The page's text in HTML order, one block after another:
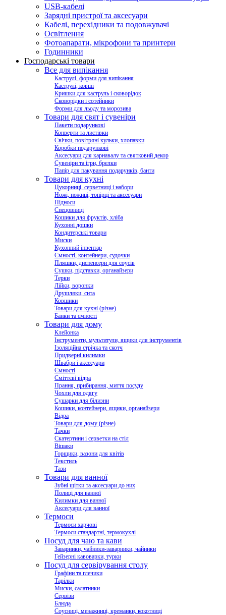
USB-кабелі
Зарядні пристрої та аксесуари
Кабелі, перехідники та подовжувачі
Освітлення
Фотоапарати, мікрофони та принтери
Годинники
Господарські товари
Все для випікання
Каструлі, форми для випікання
Каструлі, ковші
Кришки для каструль і сковорідок
Сковорідки і сотейники
Форми для льоду та морозива
Товари для свят і сувеніри
Пакети подарункові
Конверти та листівки
Свічки, повітряні кульки, хлопавки
Коробки подарункові
Аксесуари для карнавалу та святковий декор
Сувеніри та ігри, брелки
Папір для пакування подарунків, банти
Товари для кухні
Цукорниці, серветниці і набори
Ножі, ножиці, топірці та аксесуари
Підноси
Спецовниці
Кошики для фруктів, хліба
Кухонні дошки
Кондитерські товари
Миски
Кухонний інвентар
Ємності, контейнери, судочки
Пляшки, диспенсери для соусів
Сушки, підставки, органайзери
Терки
Лійки, воронки
Друшляки, сита
Ковшики
Товари для кухні (різне)
Банки та ємності
Товари для дому
Клейонка
Інструменти, мультитули, ящики для інструментів
Ізоляційна стрічка та скотч
Придверні килимки
Швабри і аксесуари
Ємності
Сміттєві відра
Прання, прибирання, миття посуду
Чохли для одягу
Сушарки для білизни
Кошики, контейнери, ящики, органайзери
Відра
Товари для дому (різне)
Тачки
Скатертини і серветки на стіл
Вішаки
Горщики, вазони для квітів
Текстиль
Тази
Товари для ванної
Зубні щітки та аксесуари до них
Полиці для ванної
Килимки для ванної
Аксесуари для ванної
Термоси
Термоси харчові
Термоси стандартні, термокухлі
Посуд для чаю та кави
Заварники, чайники-заварники, чайники
Гейзерні кавоварки, турки
Посуд для сервірування столу
Графіни та глечики
Тарілки
Миски, салатники
Сервізи
Блюда
Соусниці, менажниці, креманки, кокотниці